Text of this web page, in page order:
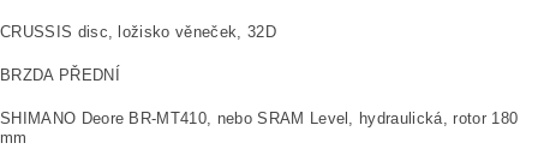
CRUSSIS disc, ložisko věneček, 32D
BRZDA PŘEDNÍ
SHIMANO Deore BR-MT410, nebo SRAM Level, hydraulická, rotor 180
mm